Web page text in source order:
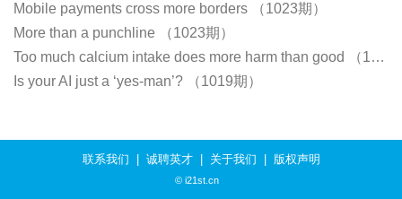
Mobile payments cross more borders （1023期）
More than a punchline （1023期）
Too much calcium intake does more harm than good （1023期）
Is your AI just a ‘yes-man’?​ （1019期）
联系我们 诚聘英才| 关于我们 版权声明
© i21st.cn